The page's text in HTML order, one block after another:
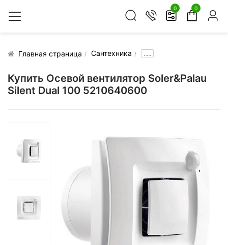
0 0
Главная страница Сантехника .....
Купить Осевой вентилятор Soler&Palau
Silent Dual 100 5210640600